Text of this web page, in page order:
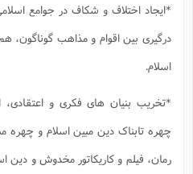
*ایجاد اختلاف و شکاف در جوامع
درگیری بین اقوام و مذاهب
اسلام.
*تخریب بنیان های فکری و اعتقادی،
چهره تابناک دین مبین اسلام و چهره
رمان، فیلم و کاریکاتور مخدوش و دین